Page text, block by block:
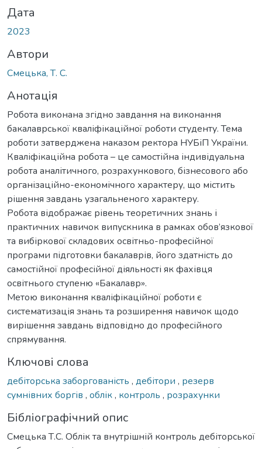
Дата
2023
Автори
Смецька, Т. С.
Анотація
Робота виконана згідно завдання на виконання
бакалаврської кваліфікаційної роботи студенту. Тема
роботи затверджена наказом ректора НУБіП України.
Кваліфікаційна робота – це самостійна індивідуальна
робота аналітичного, розрахункового, бізнесового або
організаційно-економічного характеру, що містить
рішення завдань узагальненого характеру.
Робота відображає рівень теоретичних знань і
практичних навичок випускника в рамках обов’язкової
та вибіркової складових освітньо-професійної
програми підготовки бакалаврів, його здатність до
самостійної професійної діяльності як фахівця
освітнього ступеню «Бакалавр».
Метою виконання кваліфікаційної роботи є
систематизація знань та розширення навичок щодо
вирішення завдань відповідно до професійного
спрямування.
Ключові слова
дебіторська заборгованість , дебітори , резерв
сумнівних боргів , облік, контроль , розрахунки
Бібліографічний опис
Смецька Т.С. Облік та внутрішній контроль дебіторської